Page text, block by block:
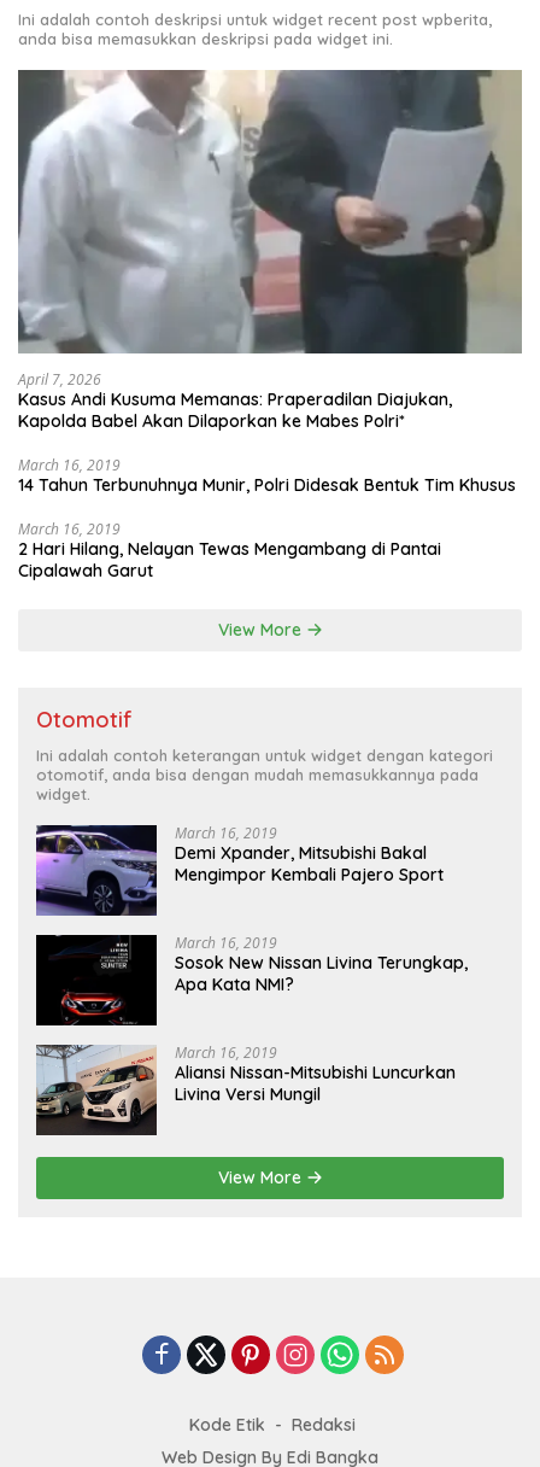
Ini adalah contoh deskripsi untuk widget recent post wpberita,
anda bisa memasukkan deskripsi pada widget ini.
April 7, 2026
Kasus Andi Kusuma Memanas: Praperadilan Diajukan,
Kapolda Babel Akan Dilaporkan ke Mabes Polri*
March 16, 2019
14 Tahun Terbunuhnya Munir, Polri Didesak Bentuk Tim Khusus
March 16, 2019
2 Hari Hilang, Nelayan Tewas Mengambang di Pantai
Cipalawah Garut
View More
Otomotif
Ini adalah contoh keterangan untuk widget dengan kategori
otomotif, anda bisa dengan mudah memasukkannya pada
widget.
March 16, 2019
Demi Xpander, Mitsubishi Bakal
Mengimpor Kembali Pajero Sport
March 16, 2019
Sosok New Nissan Livina Terungkap,
Apa Kata NMI?
March 16, 2019
Aliansi Nissan-Mitsubishi Luncurkan
Livina Versi Mungil
View More
Kode Etik
Redaksi
Web Design By Edi Bangka